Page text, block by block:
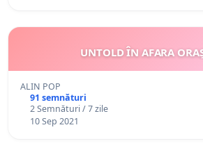
UNTOLD ÎN AFARA
ALIN POP
91 semnături
2 Semnături / 7 zile
10 Sep 2021